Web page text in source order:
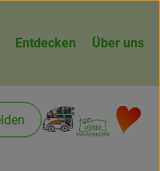
Entdecken Über uns